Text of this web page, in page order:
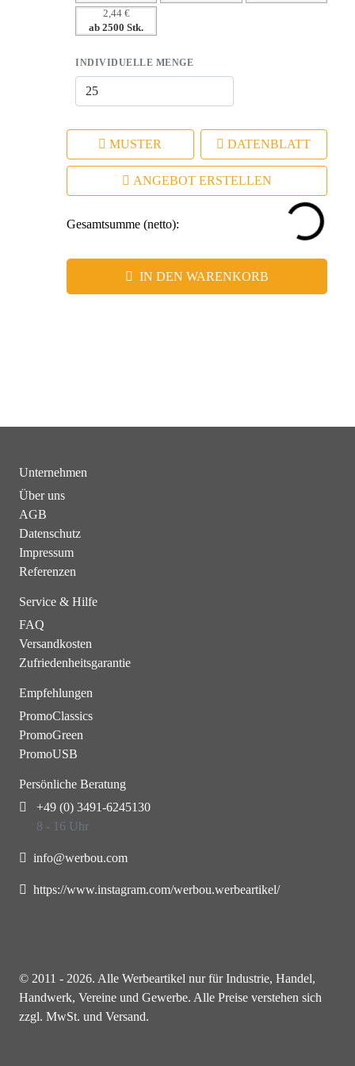
– Ideal für langfristige Werbung und kontinuierliche
Sichtbarkeit.
2,44 €
ab 2500 Stk.
INDIVIDUELLE MENGE
MUSTER DATENBLATT
ANGEBOT ERSTELLEN
Gesamtsumme (netto):
IN DEN WARENKORB
Unternehmen
Über uns
AGB
Datenschutz
Impressum
Referenzen
Service & Hilfe
FAQ
Versandkosten
Zufriedenheitsgarantie
Empfehlungen
PromoClassics
PromoGreen
PromoUSB
Persönliche Beratung
+49 (0) 3491-6245130
8 - 16 Uhr
info@werbou.com
https://www.instagram.com/werbou.werbeartikel/
© 2011 - 2026. Alle Werbeartikel nur für Industrie, Handel,
Handwerk, Vereine und Gewerbe. Alle Preise verstehen sich
zzgl. MwSt. und Versand.